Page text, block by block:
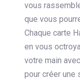
vous
que vous
Chaque carte
en vous
votre main
pour créer une